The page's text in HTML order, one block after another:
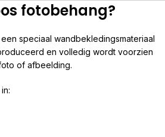
fotobehang?
een speciaal wandbekledingsmateriaal
en volledig wordt voorzien
of afbeelding.